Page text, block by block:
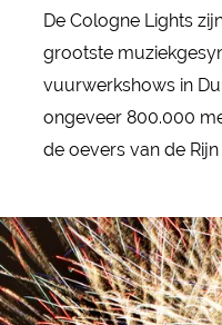
De Cologne Lights
grootste
vuurwerkshows in
ongeveer 800.000
de oevers van de Rijn